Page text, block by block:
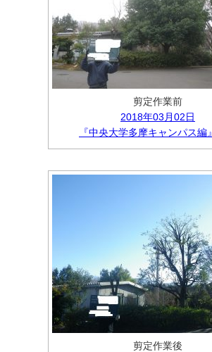
剪定作業前
2018年03月02日
『中央大学多摩キャンパス編』
剪定作業後